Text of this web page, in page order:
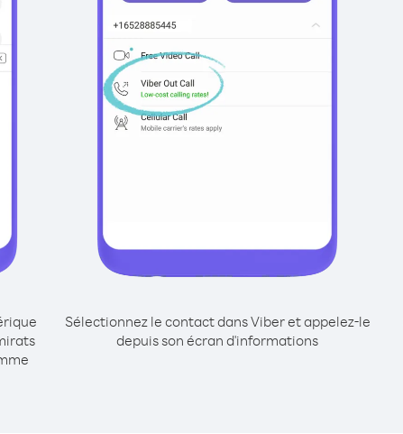
Sélectionnez le contact dans Viber et appelez-le
depuis son écran d'informations